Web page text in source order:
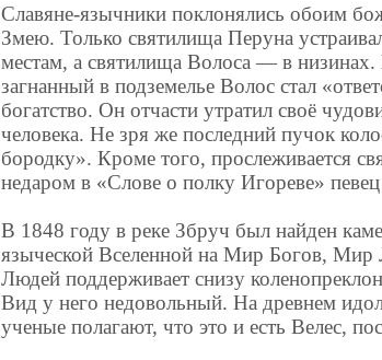
Славяне-язычники поклонялись обоим
Змею. Только святилища Перуна
местам, а святилища Волоса — в
загнанный в подземелье Волос стал
богатство. Он отчасти утратил своё
человека. Не зря же последний пучок
бородку». Кроме того, прослеживается
недаром в «Слове о полку Игореве»
В 1848 году в реке Збруч был найден
языческой Вселенной на Мир Богов,
Людей поддерживает снизу
Вид у него недовольный. На древнем
ученые полагают, что это и есть Велес,